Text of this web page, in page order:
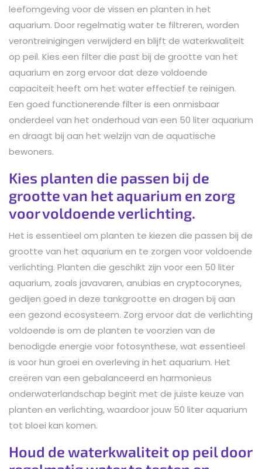
leefomgeving voor de vissen en planten in het
aquarium. Door regelmatig water te filtreren, worden
verontreinigingen verwijderd en blijft de waterkwaliteit
op peil. Kies een filter die past bij de grootte van het
aquarium en zorg ervoor dat deze voldoende
capaciteit heeft om het water effectief te reinigen.
Een goed functionerende filter is een onmisbaar
onderdeel van het onderhoud van een 50 liter aquarium
en draagt bij aan het welzijn van de aquatische
bewoners.
Kies planten die passen bij de
grootte van het aquarium en zorg
voor voldoende verlichting.
Het is essentieel om planten te kiezen die passen bij de
grootte van het aquarium en te zorgen voor voldoende
verlichting. Planten die geschikt zijn voor een 50 liter
aquarium, zoals javavaren, anubias en cryptocorynes,
gedijen goed in deze tankgrootte en dragen bij aan
een gezond ecosysteem. Zorg ervoor dat de verlichting
voldoende is om de planten te voorzien van de
benodigde energie voor fotosynthese, wat essentieel
is voor hun groei en overleving in het aquarium. Het
creëren van een gebalanceerd en harmonieus
onderwaterlandschap begint met de juiste keuze van
planten en verlichting, waardoor jouw 50 liter aquarium
tot bloei kan komen.
Houd de waterkwaliteit op peil door